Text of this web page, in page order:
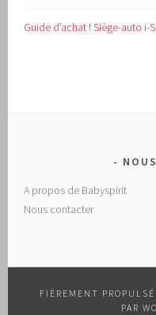
Guide d’achat !Siège-auto i-
A propos de Babyspirit
Nous contacter
FIÈREMENT PROPULSÉ
PAR